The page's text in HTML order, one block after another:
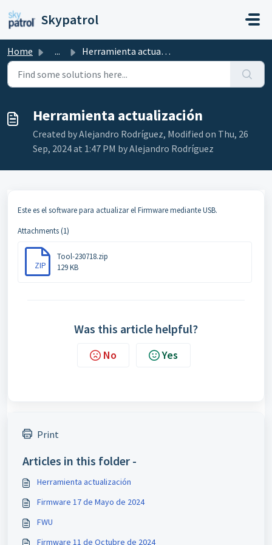
Skypatrol
Home ... Herramienta actualización
Herramienta actualización
Created by Alejandro Rodríguez, Modified on Thu, 26
Sep, 2024 at 1:47 PM by Alejandro Rodríguez
Este es el software para actualizar el Firmware mediante USB.
Attachments (1)
ZIP
Tool-230718.zip
129 KB
Was this article helpful?
No Yes
Print
Articles in this folder -
Herramienta actualización
Firmware 17 de Mayo de 2024
FWU
Firmware 11 de Octubre de 2024